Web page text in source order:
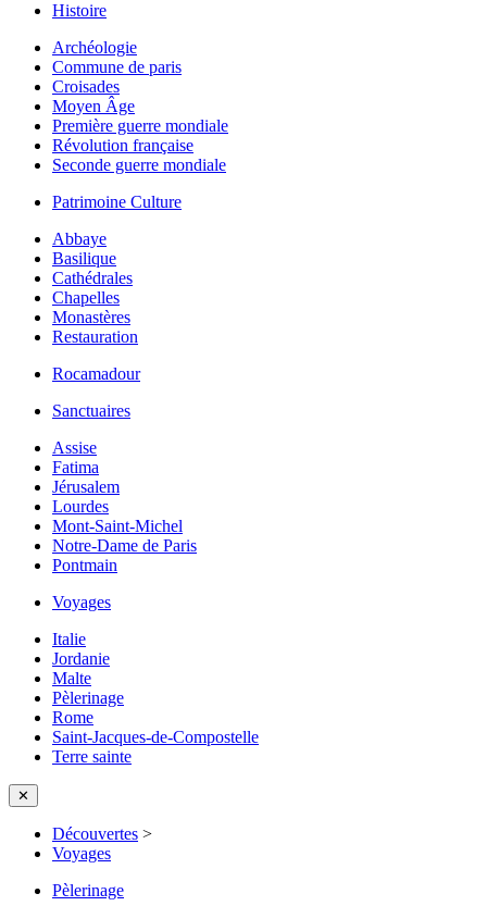
Histoire
Archéologie
Commune de paris
Croisades
Moyen Âge
Première guerre mondiale
Révolution française
Seconde guerre mondiale
Patrimoine Culture
Abbaye
Basilique
Cathédrales
Chapelles
Monastères
Restauration
Rocamadour
Sanctuaires
Assise
Fatima
Jérusalem
Lourdes
Mont-Saint-Michel
Notre-Dame de Paris
Pontmain
Voyages
Italie
Jordanie
Malte
Pèlerinage
Rome
Saint-Jacques-de-Compostelle
Terre sainte
✕
Découvertes >
Voyages
Pèlerinage